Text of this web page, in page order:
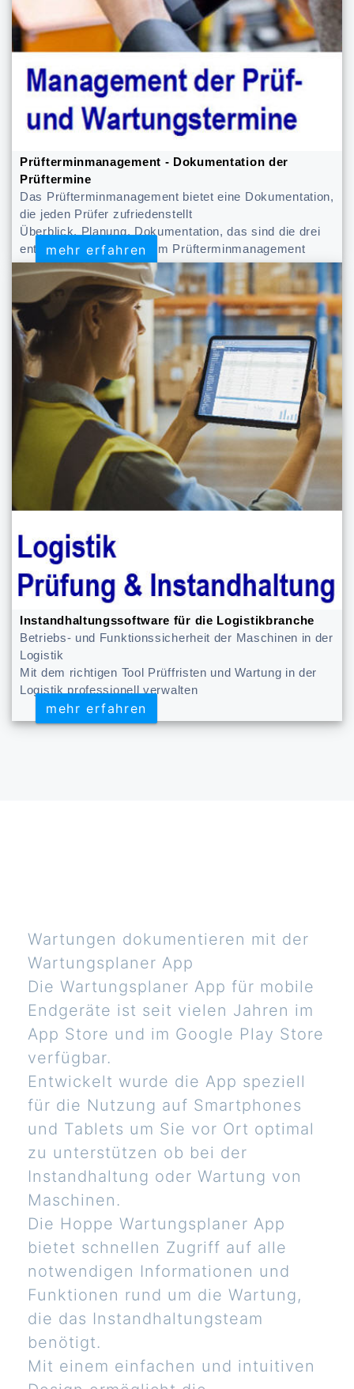
Prüfterminmanagement - Dokumentation der
Prüftermine
Das Prüfterminmanagement bietet eine Dokumentation,
die jeden Prüfer zufriedenstellt
Überblick, Planung, Dokumentation, das sind die drei
entscheidenden Säulen im Prüfterminmanagement
mehr erfahren
mehr erfahren
Instandhaltungssoftware für die Logistikbranche
Betriebs- und Funktionssicherheit der Maschinen in der
Logistik
Mit dem richtigen Tool Prüffristen und Wartung in der
Logistik professionell verwalten
mehr erfahren
mehr erfahren
Wartungen dokumentieren mit der
Wartungsplaner App
Die Wartungsplaner App für mobile
Endgeräte ist seit vielen Jahren im
App Store und im Google Play Store
verfügbar.
Entwickelt wurde die App speziell
für die Nutzung auf Smartphones
und Tablets um Sie vor Ort optimal
zu unterstützen ob bei der
Instandhaltung oder Wartung von
Maschinen.
Die Hoppe Wartungsplaner App
bietet schnellen Zugriff auf alle
notwendigen Informationen und
Funktionen rund um die Wartung,
die das Instandhaltungsteam
benötigt.
Mit einem einfachen und intuitiven